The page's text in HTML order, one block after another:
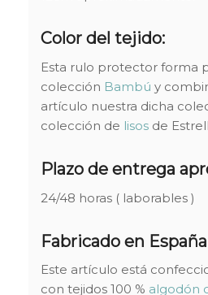
Color del tejido:
Esta rulo protector forma
colección Bambú y
artículo nuestra dicha
colección de lisosde
Plazo de entrega
24/48 horas ( laborables )
Fabricado en
Este artículo está
con tejidos 100 % algodón